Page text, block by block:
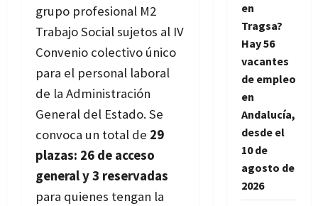
grupo profesional M2
Trabajo Social sujetos al IV
Convenio colectivo único
para el personal laboral
de la Administración
General del Estado. Se
convoca un total de 29
plazas: 26 de acceso
general y 3 reservadas
para quienes tengan la
en
Tragsa?
Hay 56
vacantes
de empleo
en
Andalucía,
desde el
10 de
agosto de
2026